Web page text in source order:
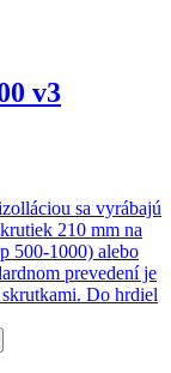
v3
sa vyrábajú
210 mm na
500-1000) alebo
prevedení je
Do hrdiel